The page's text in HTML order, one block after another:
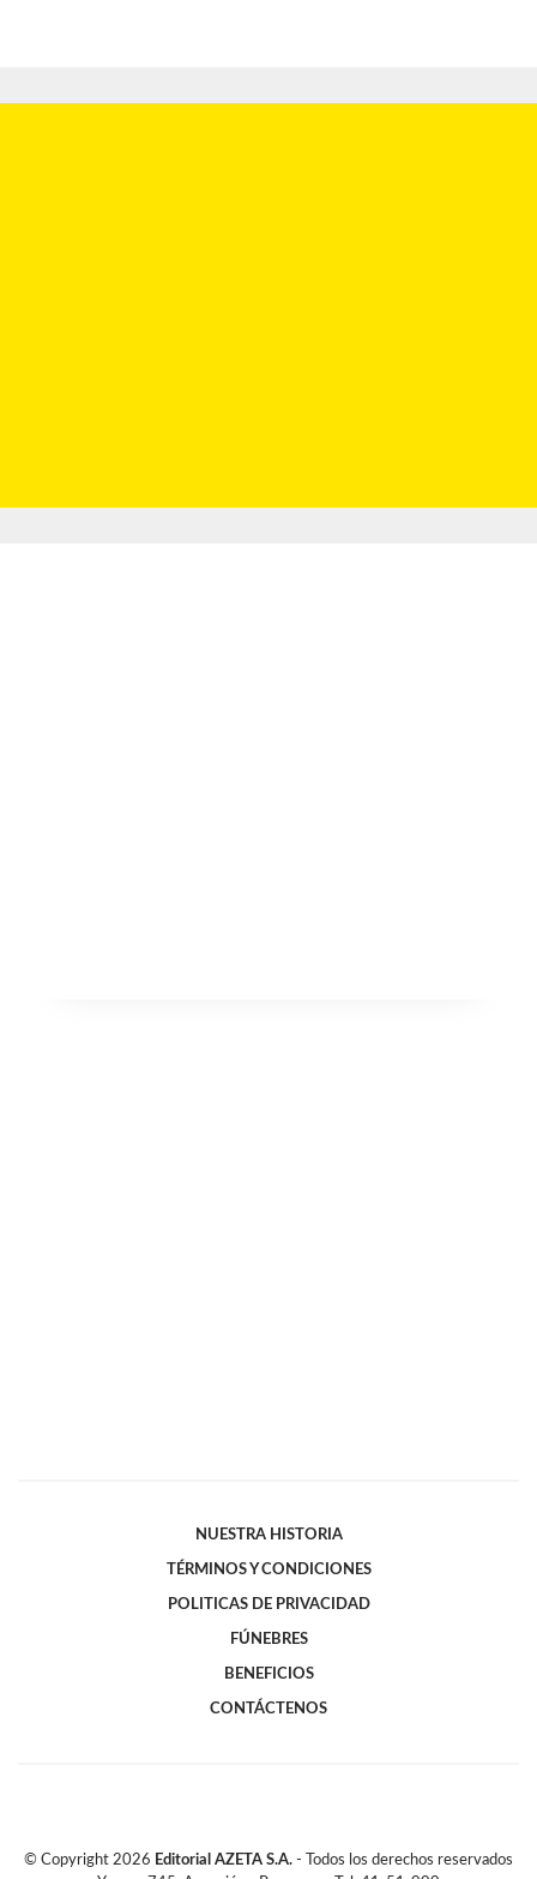
NUESTRA HISTORIA
TÉRMINOS Y CONDICIONES
POLITICAS DE PRIVACIDAD
FÚNEBRES
BENEFICIOS
CONTÁCTENOS
© Copyright 2026 Editorial AZETA S.A. - Todos los derechos reservados